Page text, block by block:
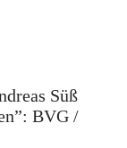
Süß
BVG /